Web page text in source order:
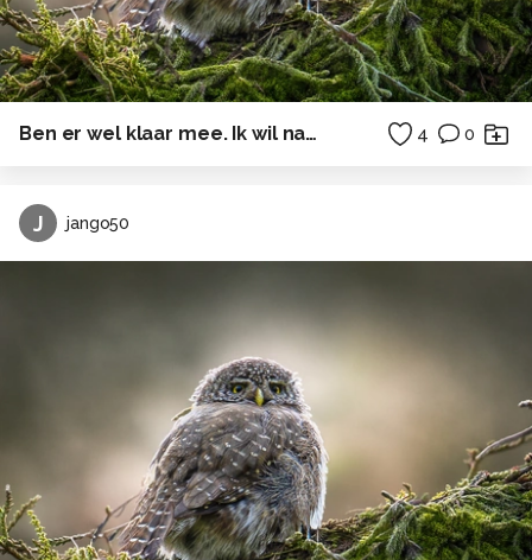
Ben er wel klaar mee. Ik wil naar de kant. 4 0
J jango50